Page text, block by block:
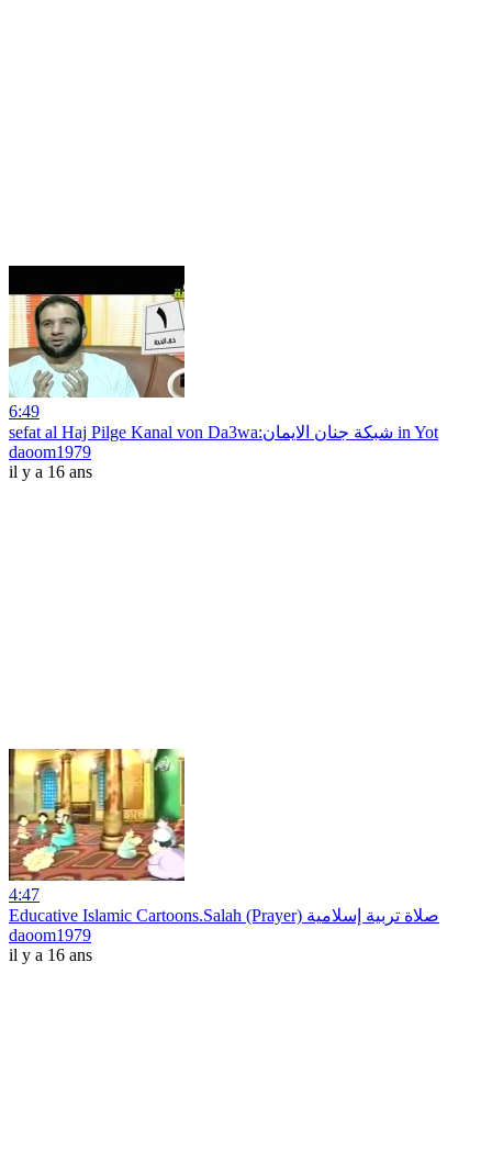
6:49
sefat al Haj Pilge Kanal von Da3wa:شبكة جنان الايمان in Yot
daoom1979
il y a 16 ans
4:47
Educative Islamic Cartoons.Salah (Prayer) صلاة تربية إسلامية
daoom1979
il y a 16 ans